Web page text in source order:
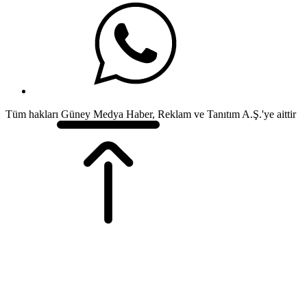
Tüm hakları Güney Medya Haber, Reklam ve Tanıtım A.Ş.'ye aittir